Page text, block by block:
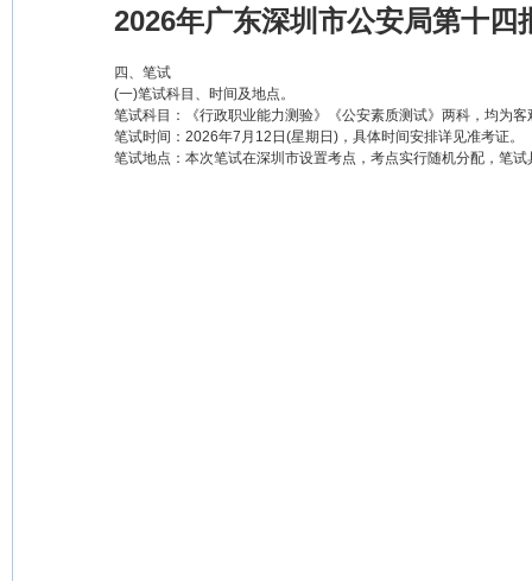
2026年广东深圳市公安局第十四
四、笔试
(一)笔试科目、时间及地点。
笔试科目：《行政职业能力测验》《公安素质测试》两科，均为
笔试时间：2026年7月12日(星期日)，具体时间安排详见准考证。
笔试地点：本次笔试在深圳市设置考点，考点实行随机分配，笔